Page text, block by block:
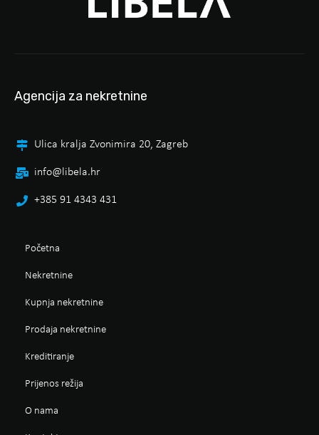
Agencija za nekretnine
Ulica kralja Zvonimira 20, Zagreb
info@libela.hr
+385 91 4343 431
Početna
Nekretnine
Kupnja nekretnine
Prodaja nekretnine
Kreditiranje
Prijenos režija
O nama